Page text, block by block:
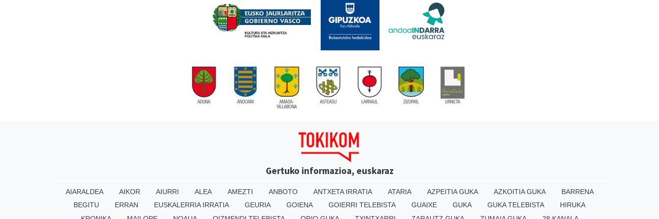
Gertuko informazioa, euskaraz
AIARALDEA AIKOR AIURRI ALEA AMEZTI ANBOTO ANTXETA IRRATIA ATARIA AZPEITIA GUKA AZKOITIA GUKA
BARRENA
BEGITU
ERRAN EUSKALERRIA IRRATIA GEURIA GOIENA GOIERRI TELEBISTA GUAIXE GUKA GUKA TELEBISTA
HIRUKA